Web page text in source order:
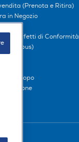
(Prenota e Ritira)
in Negozio
e Difetti di Conformità
(Omnibus)
paga dopo